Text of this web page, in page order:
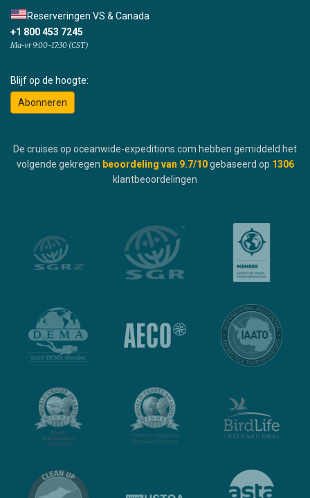
Reserveringen VS & Canada
+1 800 453 7245
Ma-vr 9:00-17:30 (CST)
Blijf op de hoogte:
Abonneren
De cruises op oceanwide-expeditions.com hebben gemiddeld het
volgende gekregen beoordeling van 9.7/10 gebaseerd op 1306
klantbeoordelingen